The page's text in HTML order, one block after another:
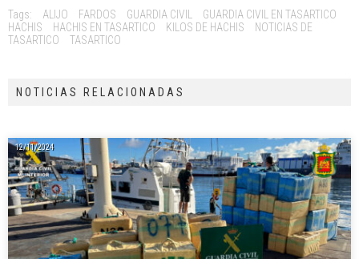
Tags: ALIJO FARDOS GUARDIA CIVIL
GUARDIA CIVIL EN TASARTICO
HACHIS
HACHIS EN TASARTICO KILOS DE HACHIS
NOTICIAS DE
TASARTICO
TASARTICO
NOTICIAS RELACIONADAS
12/11/2024